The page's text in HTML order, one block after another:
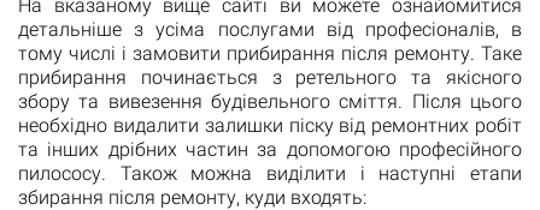
На вказаному вище сайті ви можете ознайомитися
детальніше з усіма послугами від професіоналів, в
тому числі і замовити прибирання після ремонту. Таке
прибирання починається з ретельного та якісного
збору та вивезення будівельного сміття. Після цього
необхідно видалити залишки піску від ремонтних робіт
та інших дрібних частин за допомогою професійного
пилососу. Також можна виділити і наступні етапи
збирання після ремонту, куди входять: